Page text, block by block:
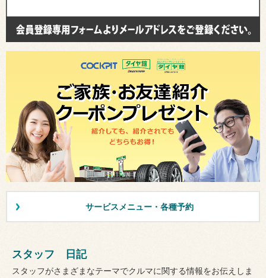
サービスメニュー・各種予約
スタッフ 日記
スタッフがさまざまなテーマでクルマに関する情報をお伝えしま